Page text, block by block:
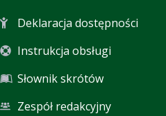
Deklaracja dostępności
Instrukcja obsługi
Słownik skrótów
Zespół redakcyjny